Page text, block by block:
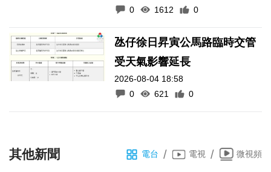
0
1612 0
氹仔徐日昇寅公馬路臨時交管
受天氣影響延長
2026-08-04 18:58
0
621 0
其他新聞 電台 / 電視 / 微視頻